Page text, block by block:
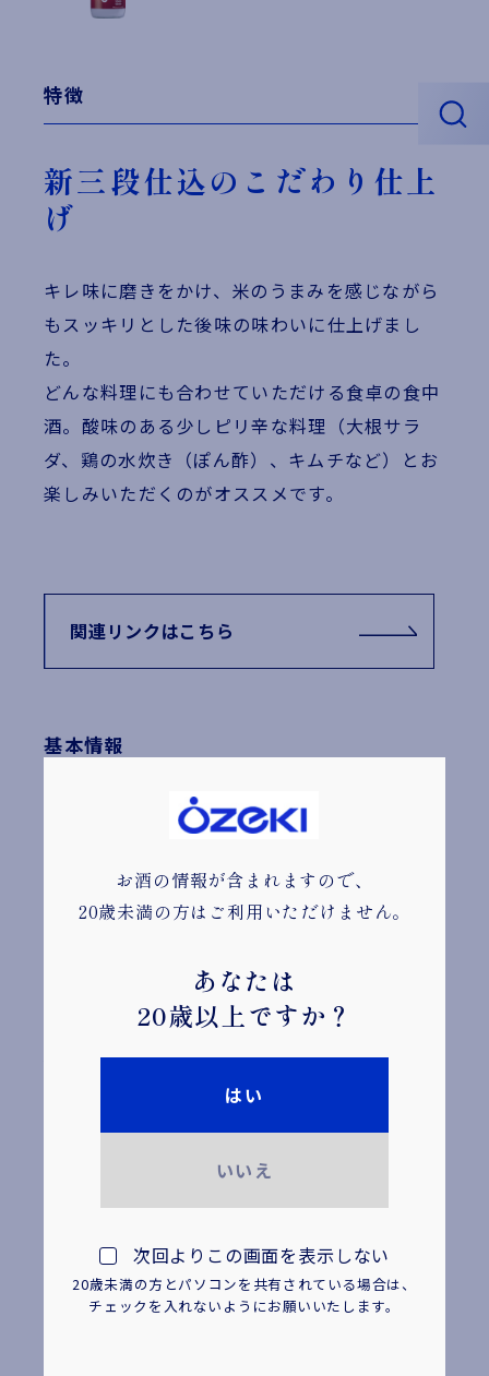
特徴
新三段仕込のこだわり仕上
げ
キレ味に磨きをかけ、米のうまみを感じながら
もスッキリとした後味の味わいに仕上げまし
た。
どんな料理にも合わせていただける食卓の食中
酒。酸味のある少しピリ辛な料理（大根サラ
ダ、鶏の水炊き（ぽん酢）、キムチなど）とお
楽しみいただくのがオススメです。
関連リンクはこちら
基本情報
のものも
200ml
瓶
193円
4901061 209998
普通酒
+3
米（国産）、米こうじ（国産
お酒の情報が含まれますので、
20歳未満の方はご利用いただけません。
あなたは
20歳以上ですか？
はい
いいえ
次回よりこの画面を表示しない
20歳未満の方とパソコンを共有されている場合は、
チェックを入れないようにお願いいたします。